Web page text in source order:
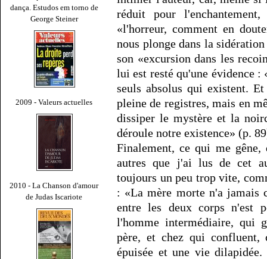
dança. Estudos em torno de
George Steiner
2009 - Valeurs actuelles
2010 - La Chanson d'amour
de Judas Iscariote
réduit pour
«l'horreur, comment en
nous plonge dans la
son «excursion dans les
lui est resté qu'une évidence
seuls absolus qui existent.
pleine de registres, mais en
dissiper le mystère et la
déroule notre existence» (p.
Finalement, ce qui me gêne,
autres que j'ai lus de cet
toujours un peu trop vite,
: «La mère morte n'a jamais
entre les deux corps n'est
l'homme intermédiaire, qui
père, et chez qui confluent,
épuisée et une vie